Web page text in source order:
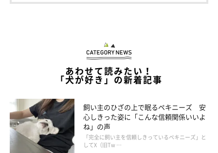
あわせて読みたい！
「犬が好き」の新着記事
飼い主のひざの上で眠るペキニーズ 安
心しきった姿に「こんな信頼関係いいよ
ね」の声
「完全に飼い主を信頼しきっているペキニーズ」と
してX（旧Tw …